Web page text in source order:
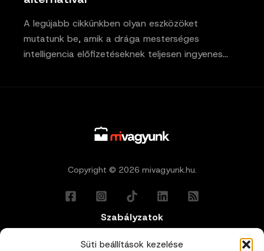
Süti beállítások kezelése
A legújabb cikkünkben olyan eszközöket
mutatunk be, amik a drága mesterséges
intelligencia előfizetéseknek teljesen ingyenes…
Copyright © 2026 mivagyunk.hu.
Szabályzatok
Általános Felhasználási Feltételek